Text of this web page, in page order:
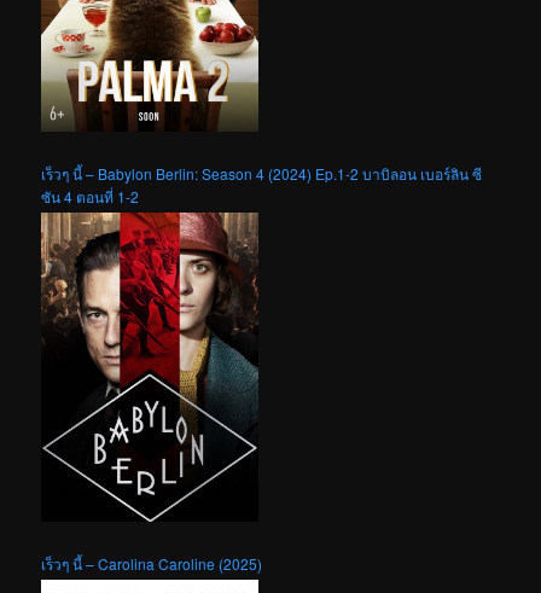
เร็วๆ นี้ – Babylon Berlin: Season 4 (2024) Ep.1-2 บาบิลอน เบอร์ลิน ซี
ซัน 4 ตอนที่ 1-2
เร็วๆ นี้ – Carolina Caroline (2025)